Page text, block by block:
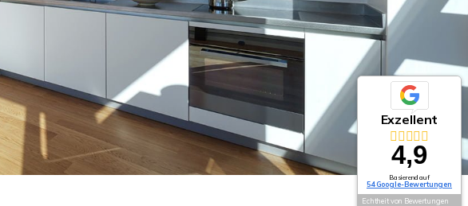
Exzellent
4,9
Basierend auf
54 Google-Bewertungen
Echtheit von Bewertungen